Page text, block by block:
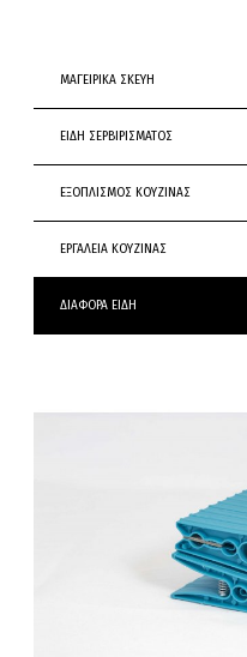
ΜΑΓΕΙΡΙΚΑ ΣΚΕΥΗ
ΕΙΔΗ ΣΕΡΒΙΡΙΣΜΑΤΟΣ
ΕΞΟΠΛΙΣΜΟΣ ΚΟΥΖΙΝΑΣ
ΕΡΓΑΛΕΙΑ ΚΟΥΖΙΝΑΣ
ΔΙΑΦΟΡΑ ΕΙΔΗ